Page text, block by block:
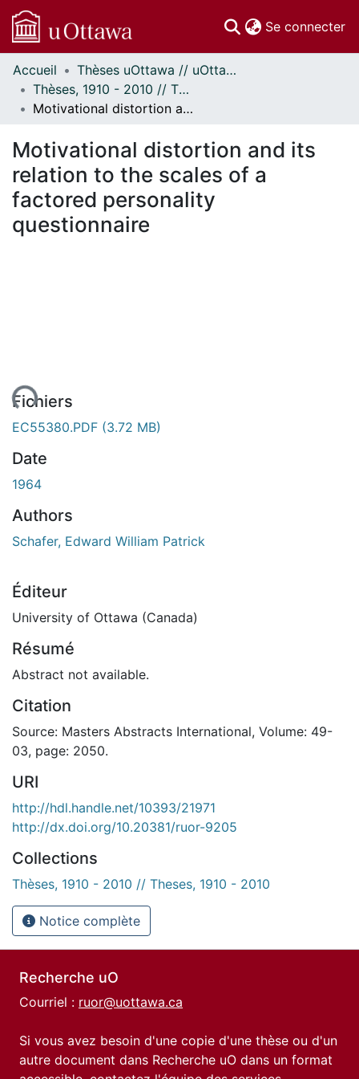
Se connecter
Communautés
et collections
Parcourir
À propos
Accueil
Thèses uOttawa // uOttawa Theses
Thèses, 1910 - 2010 // Theses, 1910 - 2010
Motivational distortion and its relation to the scales of a factored personality questionnaire
Motivational distortion and its
relation to the scales of a
factored personality
questionnaire
Fichiers
EC55380.PDF (3.72 MB)
Date
1964
Authors
Schafer, Edward William Patrick
Éditeur
University of Ottawa (Canada)
Résumé
Abstract not available.
Citation
Source: Masters Abstracts International, Volume: 49-
03, page: 2050.
URI
http://hdl.handle.net/10393/21971
http://dx.doi.org/10.20381/ruor-9205
Collections
Thèses, 1910 - 2010 // Theses, 1910 - 2010
Notice complète
Recherche uO
Courriel : ruor@uottawa.ca
Si vous avez besoin d'une copie d'une thèse ou d'un
autre document dans Recherche uO dans un format